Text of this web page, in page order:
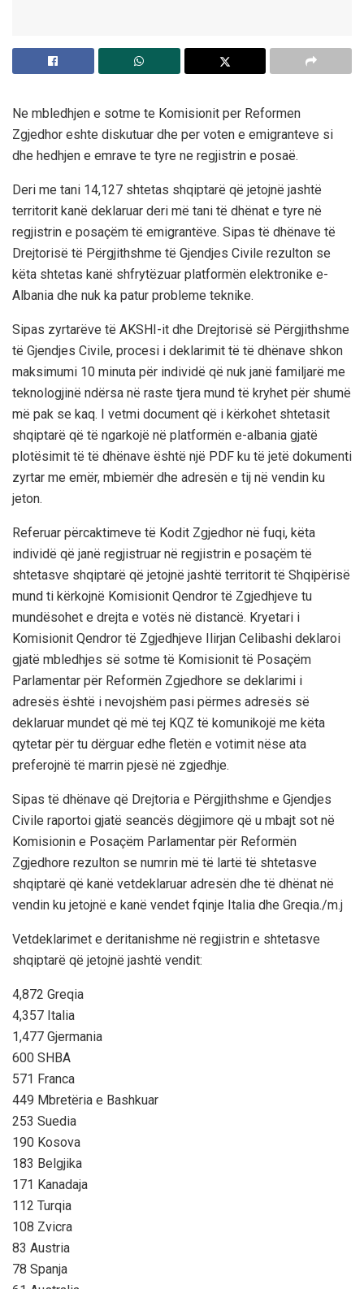
Ne mbledhjen e sotme te Komisionit per Reformen
Zgjedhor eshte diskutuar dhe per voten e emigranteve si
dhe hedhjen e emrave te tyre ne regjistrin e posaë.
Deri me tani 14,127 shtetas shqiptarë që jetojnë jashtë
territorit kanë deklaruar deri më tani të dhënat e tyre në
regjistrin e posaçëm të emigrantëve. Sipas të dhënave të
Drejtorisë të Përgjithshme të Gjendjes Civile rezulton se
këta shtetas kanë shfrytëzuar platformën elektronike e-
Albania dhe nuk ka patur probleme teknike.
Sipas zyrtarëve të AKSHI-it dhe Drejtorisë së Përgjithshme
të Gjendjes Civile, procesi i deklarimit të të dhënave shkon
maksimumi 10 minuta për individë që nuk janë familjarë me
teknologjinë ndërsa në raste tjera mund të kryhet për shumë
më pak se kaq. I vetmi document që i kërkohet shtetasit
shqiptarë që të ngarkojë në platformën e-albania gjatë
plotësimit të të dhënave është një PDF ku të jetë dokumenti
zyrtar me emër, mbiemër dhe adresën e tij në vendin ku
jeton.
Referuar përcaktimeve të Kodit Zgjedhor në fuqi, këta
individë që janë regjistruar në regjistrin e posaçëm të
shtetasve shqiptarë që jetojnë jashtë territorit të Shqipërisë
mund ti kërkojnë Komisionit Qendror të Zgjedhjeve tu
mundësohet e drejta e votës në distancë. Kryetari i
Komisionit Qendror të Zgjedhjeve Ilirjan Celibashi deklaroi
gjatë mbledhjes së sotme të Komisionit të Posaçëm
Parlamentar për Reformën Zgjedhore se deklarimi i
adresës është i nevojshëm pasi përmes adresës së
deklaruar mundet që më tej KQZ të komunikojë me këta
qytetar për tu dërguar edhe fletën e votimit nëse ata
preferojnë të marrin pjesë në zgjedhje.
Sipas të dhënave që Drejtoria e Përgjithshme e Gjendjes
Civile raportoi gjatë seancës dëgjimore që u mbajt sot në
Komisionin e Posaçëm Parlamentar për Reformën
Zgjedhore rezulton se numrin më të lartë të shtetasve
shqiptarë që kanë vetdeklaruar adresën dhe të dhënat në
vendin ku jetojnë e kanë vendet fqinje Italia dhe Greqia./m.j
Vetdeklarimet e deritanishme në regjistrin e shtetasve
shqiptarë që jetojnë jashtë vendit:
4,872 Greqia
4,357 Italia
1,477 Gjermania
600 SHBA
571 Franca
449 Mbretëria e Bashkuar
253 Suedia
190 Kosova
183 Belgjika
171 Kanadaja
112 Turqia
108 Zvicra
83 Austria
78 Spanja